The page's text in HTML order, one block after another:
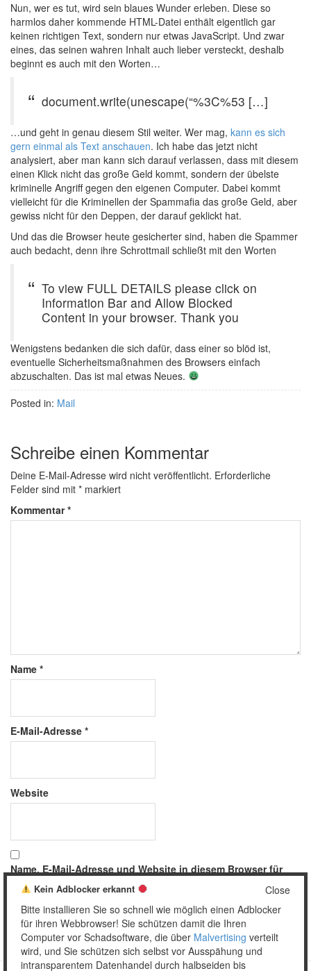
Nun, wer es tut, wird sein blaues Wunder erleben. Diese so
harmlos daher kommende HTML-Datei enthält eigentlich gar
keinen richtigen Text, sondern nur etwas JavaScript. Und zwar
eines, das seinen wahren Inhalt auch lieber versteckt, deshalb
beginnt es auch mit den Worten…
document.write(unescape(“%3C%53 […]
…und geht in genau diesem Stil weiter. Wer mag, kann es sich
gern einmal als Text anschauen. Ich habe das jetzt nicht
analysiert, aber man kann sich darauf verlassen, dass mit diesem
einen Klick nicht das große Geld kommt, sondern der übelste
kriminelle Angriff gegen den eigenen Computer. Dabei kommt
vielleicht für die Kriminellen der Spammafia das große Geld, aber
gewiss nicht für den Deppen, der darauf geklickt hat.
Und das die Browser heute gesicherter sind, haben die Spammer
auch bedacht, denn ihre Schrottmail schließt mit den Worten
To view FULL DETAILS please click on
Information Bar and Allow Blocked
Content in your browser. Thank you
Wenigstens bedanken die sich dafür, dass einer so blöd ist,
eventuelle Sicherheitsmaßnahmen des Browsers einfach
abzuschalten. Das ist mal etwas Neues.
Posted in: Mail
Schreibe einen Kommentar
Deine E-Mail-Adresse wird nicht veröffentlicht. Erforderliche
Felder sind mit * markiert
Kommentar*
Name *
E-Mail-Adresse *
Website
Name, E-Mail-Adresse und Website in diesem Browser für
meinen nächsten Kommentar speichern.
Close
Kein Adblocker erkannt
Bitte installieren Sie so schnell wie möglich einen Adblocker
für ihren Webbrowser! Sie schützen damit die Ihren
Computer vor Schadsoftware, die über Malvertising verteilt
wird, und Sie schützen sich selbst vor Ausspähung und
intransparentem Datenhandel durch halbseiden bis